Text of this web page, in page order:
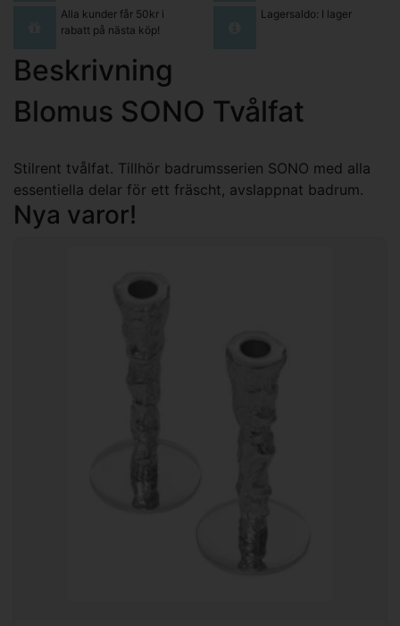
Alla kunder får 50kr i
rabatt på nästa köp!
Lagersaldo: I lager
Beskrivning
Blomus SONO Tvålfat
Stilrent tvålfat. Tillhör badrumsserien SONO med alla
essentiella delar för ett fräscht, avslappnat badrum.
Nya varor!